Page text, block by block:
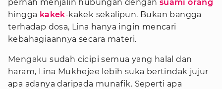
pernah menjalin hubungan dengan suami orang
hingga kakek-kakek sekalipun. Bukan bangga
terhadap dosa, Lina hanya ingin mencari
kebahagiaannya secara materi.
Mengaku sudah cicipi semua yang halal dan
haram, Lina Mukhejee lebih suka bertindak jujur
apa adanya daripada munafik. Seperti apa